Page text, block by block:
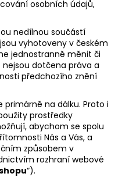
osobních údajů,
nedílnou součástí
vyhotoveny v českém
jednostranně měnit či
dotčena práva a
předchozího znění
na dálku. Proto i
prostředky
abychom se spolu
Nás a Vás, a
způsobem v
rozhraní webové
“).